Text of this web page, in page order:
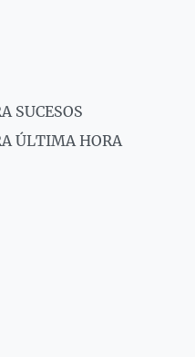
SUCESOS
ÚLTIMA HORA